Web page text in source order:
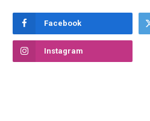
Facebook
Instagram